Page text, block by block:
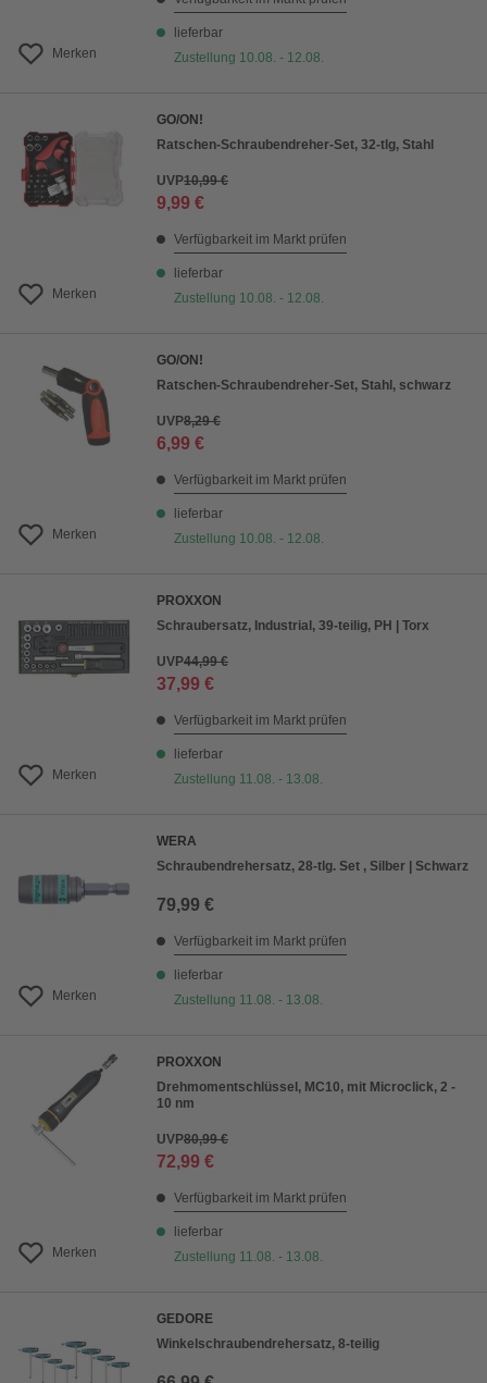
Merken
lieferbar
Zustellung 10.08. - 12.08.
Merken
GO/ON!
Ratschen-Schraubendreher-Set, 32-tlg, Stahl
UVP10,99 €
9,99 €
Verfügbarkeit im Markt prüfen
lieferbar
Zustellung 10.08. - 12.08.
Merken
GO/ON!
Ratschen-Schraubendreher-Set, Stahl, schwarz
UVP8,29 €
6,99 €
Verfügbarkeit im Markt prüfen
lieferbar
Zustellung 10.08. - 12.08.
Merken
PROXXON
Schraubersatz, Industrial, 39-teilig, PH | Torx
UVP44,99 €
37,99 €
Verfügbarkeit im Markt prüfen
lieferbar
Zustellung 11.08. - 13.08.
Merken
WERA
Schraubendrehersatz, 28-tlg. Set , Silber | Schwarz
79,99 €
Verfügbarkeit im Markt prüfen
lieferbar
Zustellung 11.08. - 13.08.
Merken
PROXXON
Drehmomentschlüssel, MC10, mit Microclick, 2 -
10 nm
UVP80,99 €
72,99 €
Verfügbarkeit im Markt prüfen
lieferbar
Zustellung 11.08. - 13.08.
GEDORE
Winkelschraubendrehersatz, 8-teilig